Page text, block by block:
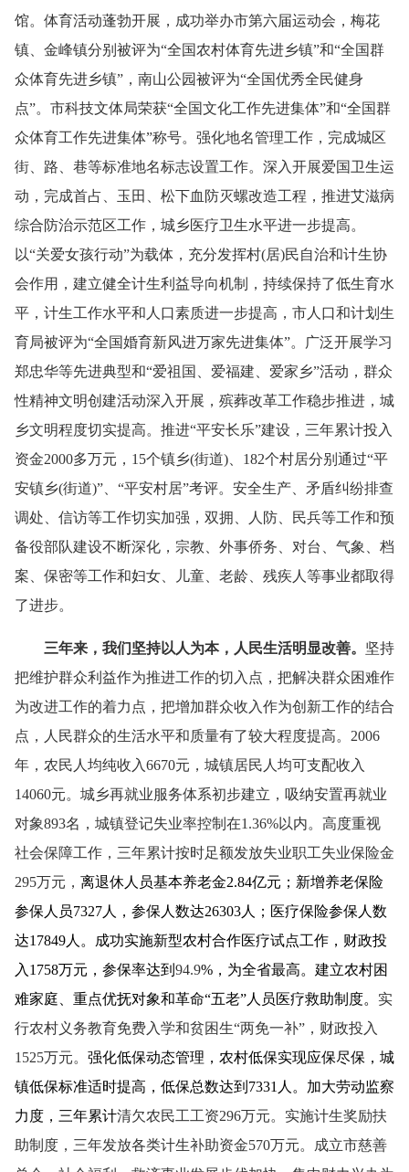
馆。体育活动蓬勃开展，成功举办市第六届运动会，梅花
镇、金峰镇分别被评为“全国农村体育先进乡镇”和“全国群
众体育先进乡镇”，南山公园被评为“全国优秀全民健身
点”。市科技文体局荣获“全国文化工作先进集体”和“全国群
众体育工作先进集体”称号。强化地名管理工作，完成城区
街、路、巷等标准地名标志设置工作。深入开展爱国卫生运
动，完成首占、玉田、松下血防灭螺改造工程，推进艾滋病
综合防治示范区工作，城乡医疗卫生水平进一步提高。
以“关爱女孩行动”为载体，充分发挥村(居)民自治和计生协
会作用，建立健全计生利益导向机制，持续保持了低生育水
平，计生工作水平和人口素质进一步提高，市人口和计划生
育局被评为“全国婚育新风进万家先进集体”。广泛开展学习
郑忠华等先进典型和“爱祖国、爱福建、爱家乡”活动，群众
性精神文明创建活动深入开展，殡葬改革工作稳步推进，城
乡文明程度切实提高。推进“平安长乐”建设，三年累计投入
资金2000多万元， 15个镇乡(街道) 182个村居分别通过“平
安镇乡(街道)”、 “平安村居”考评。安全生产、矛盾纠纷排查
调处、信访等工作切实加强，双拥、人防、民兵等工作和预
备役部队建设不断深化，宗教、外事侨务、对台、气象、档
案、保密等工作和妇女、儿童、老龄、残疾人等事业都取得
了进步。
三年来，我们坚持以人为本，人民生活明显改善。 坚持
把维护群众利益作为推进工作的切入点，把解决群众困难作
为改进工作的着力点，把增加群众收入作为创新工作的结合
点，人民群众的生活水平和质量有了较大程度提高。 2006
年，农民人均纯收入6670元，城镇居民人均可支配收入
14060元。城乡再就业服务体系初步建立，吸纳安置再就业
对象893名，城镇登记失业率控制在1.36%以内。高度重视
社会保障工作，三年累计按时足额发放失业职工失业保险金
295万元， 离退休人员基本养老金2.84亿元；新增养老保险
参保人员7327人，参保人数达26303人；医疗保险参保人数
达17849人。成功实施新型农村合作医疗试点工作，财政投
入 1758万元，参保率达到 94.9% ，为全省最高。建立农村困
难家庭、重点优抚对象和革命“五老”人员医疗救助制度。 实
行农村义务教育免费入学和贫困生“两免一补”，财政投入
1525万元。 强化低保动态管理，农村低保实现应保尽保，城
镇低保标准适时提高，低保总数达到 7331 人。加大劳动监察
力度，三年累计清欠农民工工资296万元。实施计生奖励扶
助制度，三年发放各类计生补助资金570万元。成立市慈善